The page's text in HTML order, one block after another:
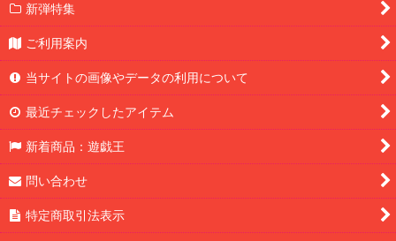
新弾特集
ご利用案内
当サイトの画像やデータの利用について
最近チェックしたアイテム
新着商品：遊戯王
問い合わせ
特定商取引法表示